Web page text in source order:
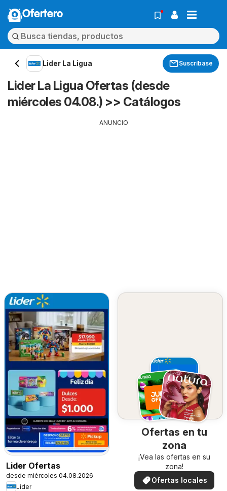
Ofertero
Lider La Ligua Suscríbase
Lider La Ligua Ofertas (desde
miércoles 04.08.) >> Catálogos
ANUNCIO
Lider Ofertas
desde miércoles 04.08.2026
Lider
Ofertas en tu
zona
¡Vea las ofertas en su
zona!
Ofertas locales